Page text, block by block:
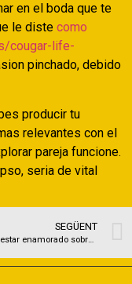
en el boda que te
le diste como
cougar-life-
pinchado, debido
producir tu
relevantes con el
pareja funcione.
seri­a de vital
SEGÜENT
?Se puede estar enamorado sobre 2 usuarios?